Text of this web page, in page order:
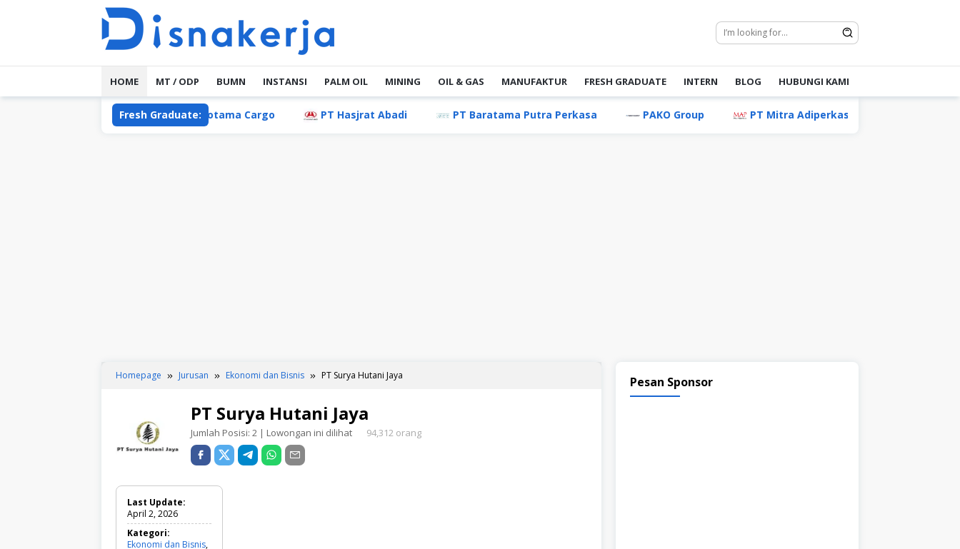
HOME MT / ODP BUMN INSTANSI PALM OIL MINING OIL & GAS MANUFAKTUR FRESH GRADUATE INTERN BLOG HUBUNGI KAMI
Fresh Graduate:
PT Uniair Indotama Cargo PT Hasjrat Abadi PT Baratama Putra Perkasa PAKO Group PT Mitra Adiperkasa Tbk
Homepage Jurusan Ekonomi dan Bisnis PT Surya Hutani Jaya
PT Surya Hutani Jaya
Jumlah Posisi: 2 | Lowongan ini dilihat 94,312 orang
Last Update:
April 2, 2026
Kategori:
Ekonomi dan Bisnis,
Pesan Sponsor